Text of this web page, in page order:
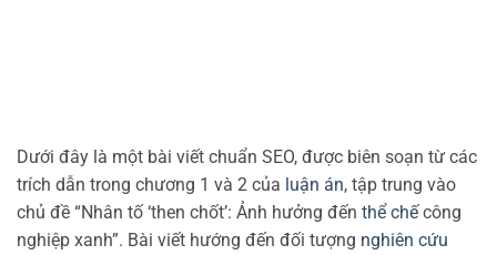
Dưới đây là một bài viết chuẩn SEO, được biên soạn từ các
trích dẫn trong chương 1 và 2 của luận án, tập trung vào
chủ đề “Nhân tố ‘then chốt’: Ảnh hưởng đến thể chếcông
nghiệp xanh”. Bài viết hướng đến đối tượng nghiên cứu